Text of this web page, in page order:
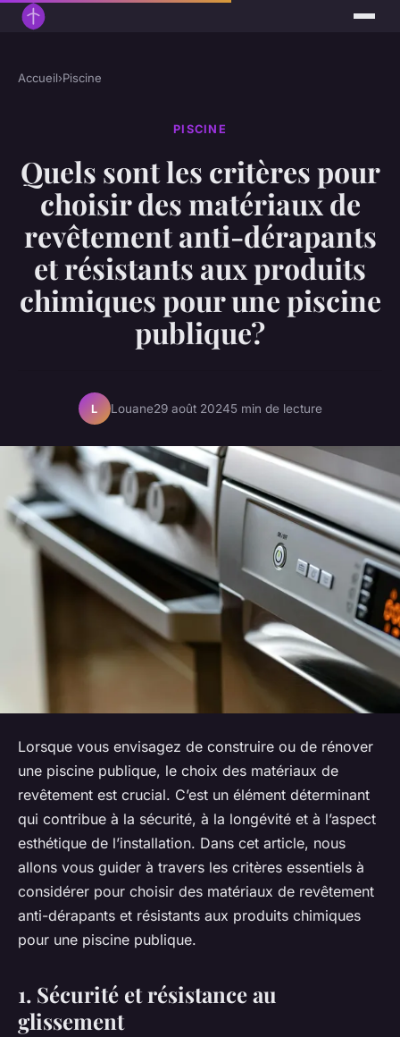
Accueil›Piscine
PISCINE
Quels sont les critères pour
choisir des matériaux de
revêtement anti-dérapants
et résistants aux produits
chimiques pour une piscine
publique?
L Louane29 août 20245 min de lecture
Lorsque vous envisagez de construire ou de rénover
une piscine publique, le choix des matériaux de
revêtement est crucial. C’est un élément déterminant
qui contribue à la sécurité, à la longévité et à l’aspect
esthétique de l’installation. Dans cet article, nous
allons vous guider à travers les critères essentiels à
considérer pour choisir des matériaux de revêtement
anti-dérapants et résistants aux produits chimiques
pour une piscine publique.
1. Sécurité et résistance au
glissement